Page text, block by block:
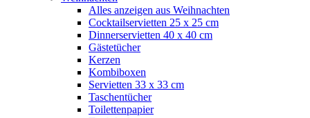
Alles anzeigen aus Weihnachten
Cocktailservietten 25 x 25 cm
Dinnerservietten 40 x 40 cm
Gästetücher
Kerzen
Kombiboxen
Servietten 33 x 33 cm
Taschentücher
Toilettenpapier